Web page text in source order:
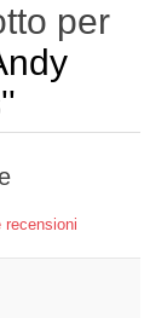
per